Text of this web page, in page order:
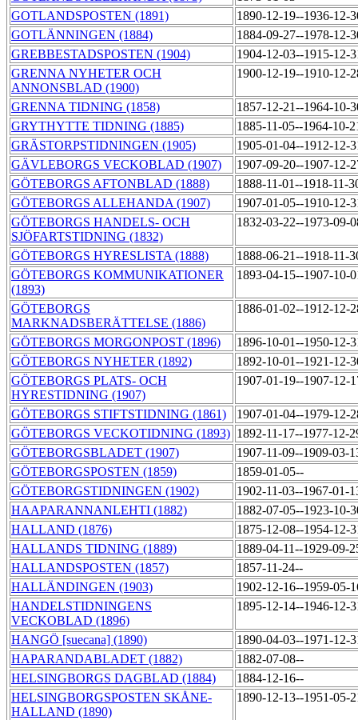
GOTLANDSPOSTEN (1891)
1890-12-19--1936-12-
GOTLÄNNINGEN (1884)
1884-09-27--1978-12-
GREBBESTADSPOSTEN (1904)
1904-12-03--1915-12-
GRENNA NYHETER OCH
ANNONSBLAD (1900)
1900-12-19--1910-12-
GRENNA TIDNING (1858)
1857-12-21--1964-10-
GRYTHYTTE TIDNING (1885)
1885-11-05--1964-10-
GRÄSTORPSTIDNINGEN (1905)
1905-01-04--1912-12-
GÄVLEBORGS VECKOBLAD (1907)
1907-09-20--1907-12-
GÖTEBORGS AFTONBLAD (1888)
1888-11-01--1918-11-
GÖTEBORGS ALLEHANDA (1907)
1907-01-05--1910-12-
GÖTEBORGS HANDELS- OCH
SJÖFARTSTIDNING (1832)
1832-03-22--1973-09-
GÖTEBORGS HYRESLISTA (1888)
1888-06-21--1918-11-
GÖTEBORGS KOMMUNIKATIONER
(1893)
1893-04-15--1907-10-
GÖTEBORGS
MARKNADSBERÄTTELSE (1886)
1886-01-02--1912-12-
GÖTEBORGS MORGONPOST (1896)
1896-10-01--1950-12-
GÖTEBORGS NYHETER (1892)
1892-10-01--1921-12-
GÖTEBORGS PLATS- OCH
HYRESTIDNING (1907)
1907-01-19--1907-12-
GÖTEBORGS STIFTSTIDNING (1861)
1907-01-04--1979-12-
GÖTEBORGS VECKOTIDNING (1893) 1892-11-17--1977-12-
GÖTEBORGSBLADET (1907)
1907-11-09--1909-03-
GÖTEBORGSPOSTEN (1859)
1859-01-05--
GÖTEBORGSTIDNINGEN (1902)
1902-11-03--1967-01-
HAAPARANNANLEHTI (1882)
1882-07-05--1923-10-
HALLAND (1876)
1875-12-08--1954-12-
HALLANDS TIDNING (1889)
1889-04-11--1929-09-
HALLANDSPOSTEN (1857)
1857-11-24--
HALLÄNDINGEN (1903)
1902-12-16--1959-05-
HANDELSTIDNINGENS
VECKOBLAD (1896)
1895-12-14--1946-12-
HANGÖ [suecana] (1890)
1890-04-03--1971-12-
HAPARANDABLADET (1882)
1882-07-08--
HELSINGBORGS DAGBLAD (1884)
1884-12-16--
HELSINGBORGSPOSTEN SKÅNE-
HALLAND (1890)
1890-12-13--1951-05-